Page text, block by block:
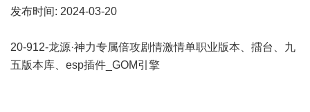
发布时间: 2024-03-20
20-912-龙源·神力专属倍攻剧情激情单职业版本、擂台、九
五版本库、esp插件_GOM引擎